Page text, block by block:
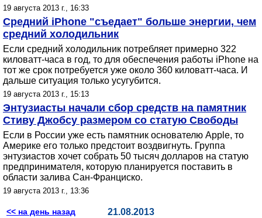
19 августа 2013 г., 16:33
Средний iPhone "съедает" больше энергии, чем
средний холодильник
Если средний холодильник потребляет примерно 322
киловатт-часа в год, то для обеспечения работы iPhone на
тот же срок потребуется уже около 360 киловатт-часа. И
дальше ситуация только усугубится.
19 августа 2013 г., 15:13
Энтузиасты начали сбор средств на памятник
Стиву Джобсу размером со статую Свободы
Если в России уже есть памятник основателю Apple, то
Америке его только предстоит воздвигнуть. Группа
энтузиастов хочет собрать 50 тысяч долларов на статую
предпринимателя, которую планируется поставить в
области залива Сан-Франциско.
19 августа 2013 г., 13:36
<< на день назад 21.08.2013